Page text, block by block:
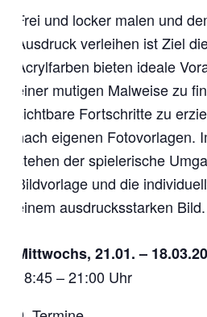
Frei und locker malen und
Ausdruck verleihen ist Ziel
Acrylfarben bieten ideale
einer mutigen Malweise zu
sichtbare Fortschritte zu
nach eigenen Fotovorlagen.
stehen der spielerische
Bildvorlage und die
einem ausdrucksstarken Bild.
Mittwochs, 21.01. –
18:45 – 21:00 Uhr